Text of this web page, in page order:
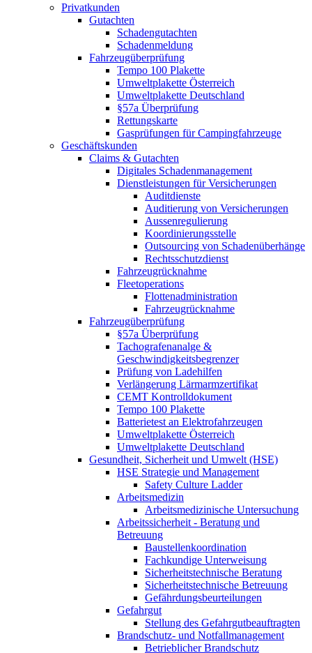
Privatkunden
Gutachten
Schadengutachten
Schadenmeldung
Fahrzeugüberprüfung
Tempo 100 Plakette
Umweltplakette Österreich
Umweltplakette Deutschland
§57a Überprüfung
Rettungskarte
Gasprüfungen für Campingfahrzeuge
Geschäftskunden
Claims & Gutachten
Digitales Schadenmanagement
Dienstleistungen für Versicherungen
Auditdienste
Auditierung von Versicherungen
Aussenregulierung
Koordinierungsstelle
Outsourcing von Schadenüberhänge
Rechtsschutzdienst
Fahrzeugrücknahme
Fleetoperations
Flottenadministration
Fahrzeugrücknahme
Fahrzeugüberprüfung
§57a Überprüfung
Tachografenanalge &
Geschwindigkeitsbegrenzer
Prüfung von Ladehilfen
Verlängerung Lärmarmzertifikat
CEMT Kontrolldokument
Tempo 100 Plakette
Batterietest an Elektrofahrzeugen
Umweltplakette Österreich
Umweltplakette Deutschland
Gesundheit, Sicherheit und Umwelt (HSE)
HSE Strategie und Management
Safety Culture Ladder
Arbeitsmedizin
Arbeitsmedizinische Untersuchung
Arbeitssicherheit - Beratung und
Betreuung
Baustellenkoordination
Fachkundige Unterweisung
Sicherheitstechnische Beratung
Sicherheitstechnische Betreuung
Gefährdungsbeurteilungen
Gefahrgut
Stellung des Gefahrgutbeauftragten
Brandschutz- und Notfallmanagement
Betrieblicher Brandschutz